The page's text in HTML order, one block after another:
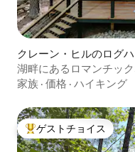
クレーン・ヒルのログ
湖畔にあるロマンチッ
ー付き）
家族 · 価格 · ハイキング
大好評のゲストチョイ
ゲストチョイス